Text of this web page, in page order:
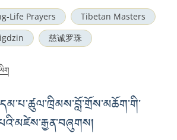
Life Prayers
Tibetan Masters
慈诚罗珠